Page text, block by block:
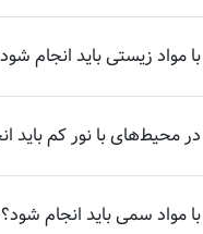
مواد زیستی باید انجام
محیط‌های با نور کم باید
مواد سمی باید انجام شود؟